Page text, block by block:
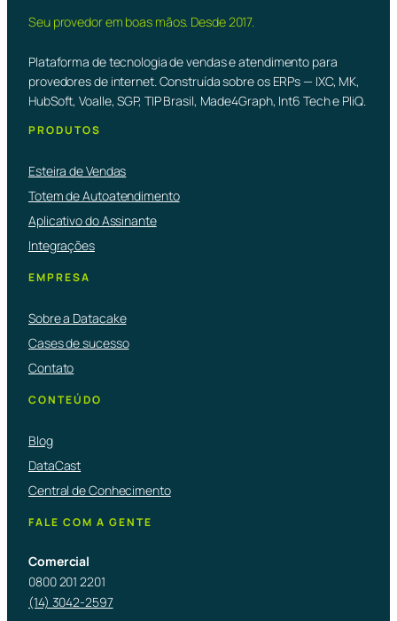
Seu provedor em boas mãos. Desde 2017.
Plataforma de tecnologia de vendas e atendimento para
provedores de internet. Construída sobre os ERPs — IXC, MK,
HubSoft, Voalle, SGP, TIP Brasil, Made4Graph, Int6 Tech e PliQ.
PRODUTOS
Esteira de Vendas
Totem de Autoatendimento
Aplicativo do Assinante
Integrações
EMPRESA
Sobre a Datacake
Cases de sucesso
Contato
CONTEÚDO
Blog
DataCast
Central de Conhecimento
FALE COM A GENTE
Comercial
0800 201 2201
(14) 3042-2597